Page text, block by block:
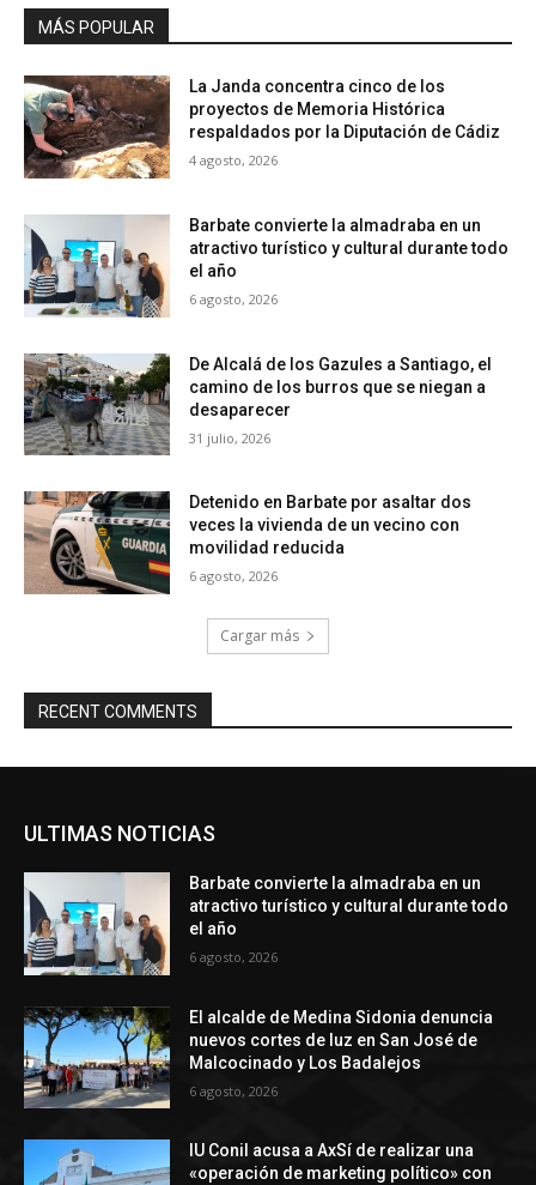
MÁS POPULAR
La Janda concentra cinco de los
proyectos de Memoria Histórica
respaldados por la Diputación de Cádiz
4 agosto, 2026
Barbate convierte la almadraba en un
atractivo turístico y cultural durante todo
el año
6 agosto, 2026
De Alcalá de los Gazules a Santiago, el
camino de los burros que se niegan a
desaparecer
31 julio, 2026
Detenido en Barbate por asaltar dos
veces la vivienda de un vecino con
movilidad reducida
6 agosto, 2026
Cargar más
RECENT COMMENTS
ULTIMAS NOTICIAS
Barbate convierte la almadraba en un
atractivo turístico y cultural durante todo
el año
6 agosto, 2026
El alcalde de Medina Sidonia denuncia
nuevos cortes de luz en San José de
Malcocinado y Los Badalejos
6 agosto, 2026
IU Conil acusa a AxSí de realizar una
«operación de marketing político» con